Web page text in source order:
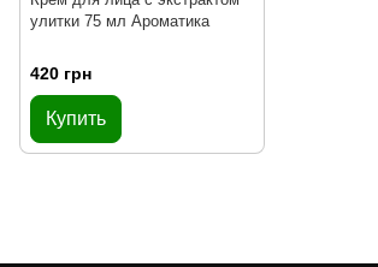
улитки 75 мл Ароматика
420 грн
Купить